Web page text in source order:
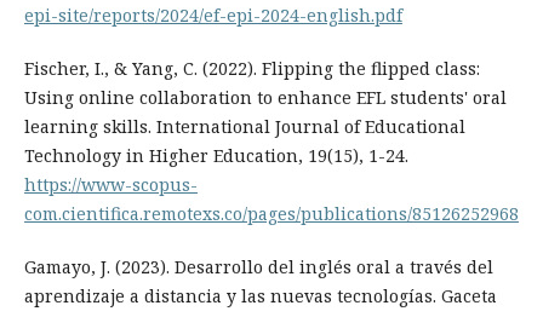
epi-site/reports/2024/ef-epi-2024-english.pdf
Fischer, I., & Yang, C. (2022). Flipping the flipped class:
Using online collaboration to enhance EFL students' oral
learning skills. International Journal of Educational
Technology in Higher Education, 19(15), 1-24.
https://www-scopus-
com.cientifica.remotexs.co/pages/publications/85126252968
Gamayo, J. (2023). Desarrollo del inglés oral a través del
aprendizaje a distancia y las nuevas tecnologías. Gaceta